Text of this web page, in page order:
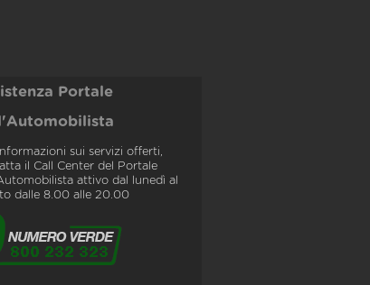
Portale
sui servizi offerti,
il Call Center del Portale
attivo dal lunedì al
dalle 8.00 alle 20.00